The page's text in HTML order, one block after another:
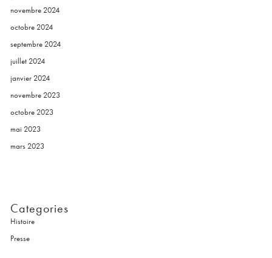
novembre 2024
octobre 2024
septembre 2024
juillet 2024
janvier 2024
novembre 2023
octobre 2023
mai 2023
mars 2023
Categories
Histoire
Presse